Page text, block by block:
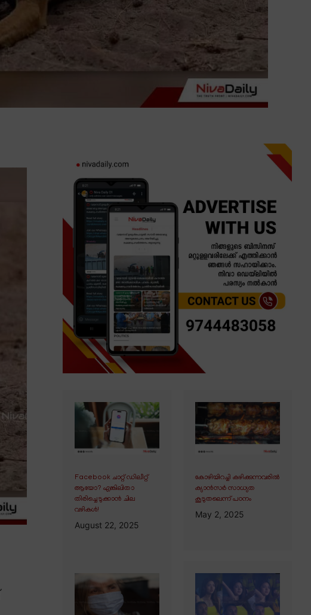
Facebook ചാറ്റ് ഡിലീറ്റ്
ആയോ? എങ്കിലിതാ
തിരിച്ചെടുക്കാൻ ചില
വഴികൾ!
August 22, 2025
കോഴിയിറച്ചി കഴിക്കുന്നവരിൽ
ക്യാൻസർ സാധ്യത
കൂടുതലെന്ന് പഠനം
May 2, 2025